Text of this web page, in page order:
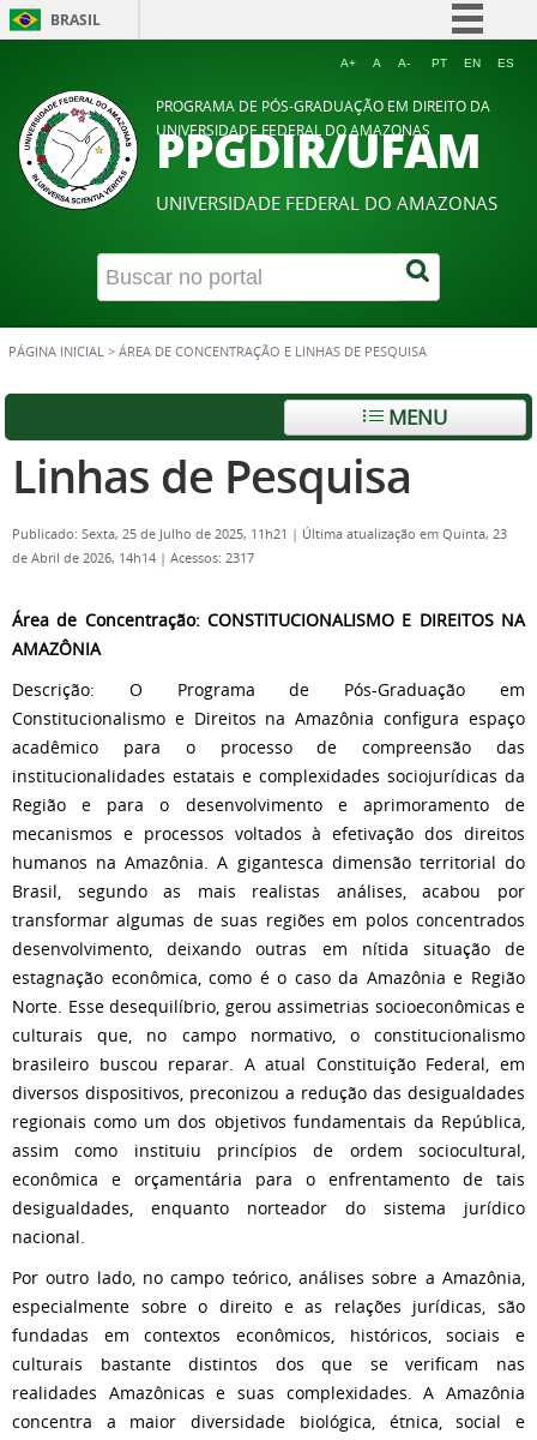
BRASIL
Simplifique!
Comunica BR
Participe
Acesso à informação
Legislação
Canais
A+ A A- PT EN ES
PROGRAMA DE PÓS-GRADUAÇÃO EM DIREITO DA
UNIVERSIDADE FEDERAL DO AMAZONAS
PPGDIR/UFAM
UNIVERSIDADE FEDERAL DO AMAZONAS
PÁGINA INICIAL > ÁREA DE CONCENTRAÇÃO E LINHAS DE PESQUISA
MENU
Linhas de Pesquisa
Publicado: Sexta, 25 de Julho de 2025, 11h21 | Última atualização em Quinta, 23
de Abril de 2026, 14h14 | Acessos: 2317
Área de Concentração: CONSTITUCIONALISMO E DIREITOS NA
AMAZÔNIA
Descrição: O Programa de Pós-Graduação em
Constitucionalismo e Direitos na Amazônia configura espaço
acadêmico para o processo de compreensão das
institucionalidades estatais e complexidades sociojurídicas da
Região e para o desenvolvimento e aprimoramento de
mecanismos e processos voltados à efetivação dos direitos
humanos na Amazônia. A gigantesca dimensão territorial do
Brasil, segundo as mais realistas análises, acabou por
transformar algumas de suas regiões em polos concentrados
desenvolvimento, deixando outras em nítida situação de
estagnação econômica, como é o caso da Amazônia e Região
Norte. Esse desequilíbrio, gerou assimetrias socioeconômicas e
culturais que, no campo normativo, o constitucionalismo
brasileiro buscou reparar. A atual Constituição Federal, em
diversos dispositivos, preconizou a redução das desigualdades
regionais como um dos objetivos fundamentais da República,
assim como instituiu princípios de ordem sociocultural,
econômica e orçamentária para o enfrentamento de tais
desigualdades, enquanto norteador do sistema jurídico
nacional.
Por outro lado, no campo teórico, análises sobre a Amazônia,
especialmente sobre o direito e as relações jurídicas, são
fundadas em contextos econômicos, históricos, sociais e
culturais bastante distintos dos que se verificam nas
realidades Amazônicas e suas complexidades. A Amazônia
concentra a maior diversidade biológica, étnica, social e